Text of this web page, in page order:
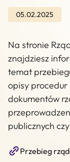
05.02.2025
Na stronie
znajdziesz
temat
opisy
dokumentów
publicznych
Przebieg